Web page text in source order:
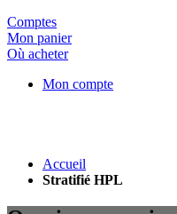
Comptes
Mon panier
Où acheter
Mon compte
Accueil
Stratifié HPL